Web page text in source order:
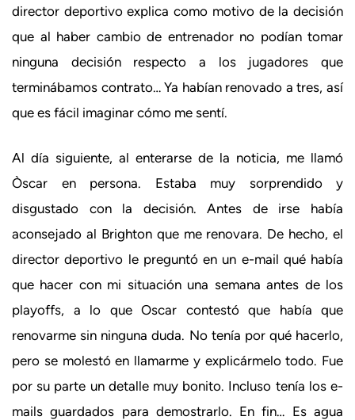
director deportivo explica como motivo de la decisión
que al haber cambio de entrenador no podían tomar
ninguna decisión respecto a los jugadores que
terminábamos contrato… Ya habían renovado a tres, así
que es fácil imaginar cómo me sentí.
Al día siguiente, al enterarse de la noticia, me llamó
Òscar en persona. Estaba muy sorprendido y
disgustado con la decisión. Antes de irse había
aconsejado al Brighton que me renovara. De hecho, el
director deportivo le preguntó en un e-mail qué había
que hacer con mi situación una semana antes de los
playoffs, a lo que Oscar contestó que había que
renovarme sin ninguna duda. No tenía por qué hacerlo,
pero se molestó en llamarme y explicármelo todo. Fue
por su parte un detalle muy bonito. Incluso tenía los e-
mails guardados para demostrarlo. En fin… Es agua